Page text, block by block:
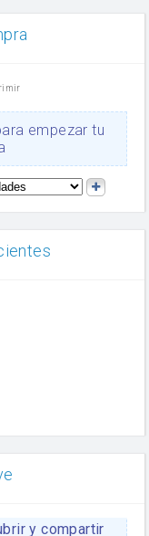
empezar tu
y compartir